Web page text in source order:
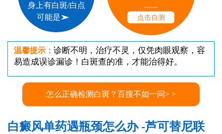
身上有白斑/白点
可能是
.......
点击自测
温馨提示： 诊断不明，治疗不灵，仅凭肉眼观察，容
易造成误诊漏诊！白斑查的准，才能治得好。
怎么正确检测白斑？百搜不如一问> >
白癜风单药遇瓶颈怎么办 -芦可替尼联